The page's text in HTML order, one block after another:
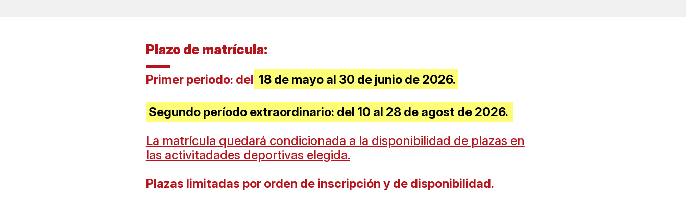
Plazo de matrícula:
Primer periodo: del 18 de mayo al 30 de junio de 2026.
Segundo período extraordinario: del 10 al 28 de agost de 2026.
La matrícula quedará condicionada a la disponibilidad de plazas en
las activitadades deportivas elegida.
Plazas limitadas por orden de inscripción y de disponibilidad.